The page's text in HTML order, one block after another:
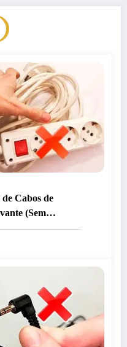
Cabos de
(Sem